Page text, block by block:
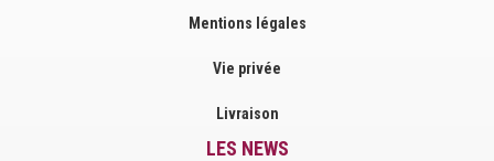
Mentions légales
Vie privée
Livraison
LES NEWS